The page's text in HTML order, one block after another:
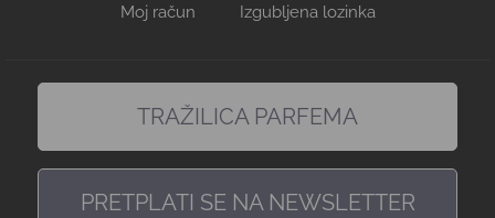
Moj račun Izgubljena lozinka
TRAŽILICA PARFEMA
PRETPLATI SE NA NEWSLETTER